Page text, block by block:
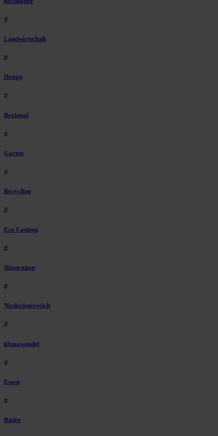
#
Landwirtschaft
#
Design
#
Regional
#
Garten
#
Recycling
#
Eco Fashion
#
Illustration
#
Niederösterreich
#
klimawandel
#
Essen
#
Räder